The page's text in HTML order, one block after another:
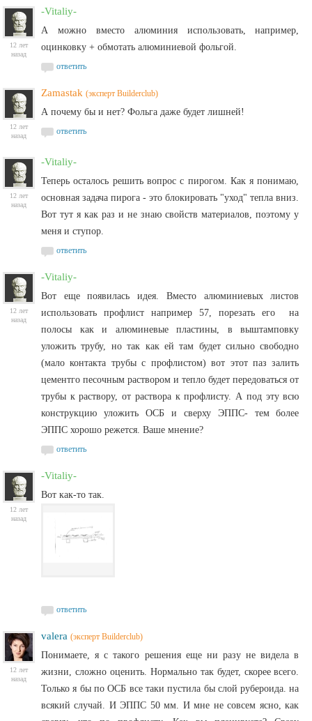
12 лет
назад
-Vitaliy-
А можно вместо алюминия использовать, например,
оцинковку + обмотать алюминиевой фольгой.
ответить
12 лет
назад
Zamastak (эксперт Builderclub)
А почему бы и нет? Фольга даже будет лишней!
ответить
12 лет
назад
-Vitaliy-
Теперь осталось решить вопрос с пирогом. Как я понимаю,
основная задача пирога - это блокировать "уход" тепла вниз.
Вот тут я как раз и не знаю свойств материалов, поэтому у
меня и ступор.
ответить
12 лет
назад
-Vitaliy-
Вот еще появилась идея. Вместо алюминиевых листов
использовать профлист например 57, порезать его на
полосы как и алюминевые пластины, в выштамповку
уложить трубу, но так как ей там будет сильно свободно
(мало контакта трубы с профлистом) вот этот паз залить
цементго песочным раствором и тепло будет передоваться от
трубы к раствору, от раствора к профлисту. А под эту всю
конструкцию уложить ОСБ и сверху ЭППС- тем более
ЭППС хорошо режется. Ваше мнение?
ответить
12 лет
назад
-Vitaliy-
Вот как-то так.
ответить
12 лет
назад
valera (эксперт Builderclub)
Понимаете, я с такого решения еще ни разу не видела в
жизни, сложно оценить. Нормально так будет, скорее всего.
Только я бы по ОСБ все таки пустила бы слой рубероида. на
всякий случай. И ЭППС 50 мм. И мне не совсем ясно, как